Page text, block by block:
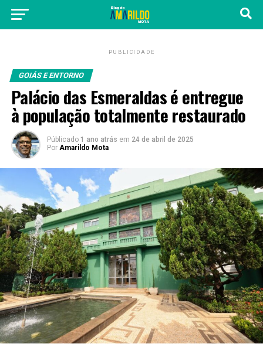
PUBLICIDADE
GOIÁS E ENTORNO
Palácio das Esmeraldas é entregue
à população totalmente restaurado
Públicado 1 ano atrás em 24 de abril de 2025
Por Amarildo Mota